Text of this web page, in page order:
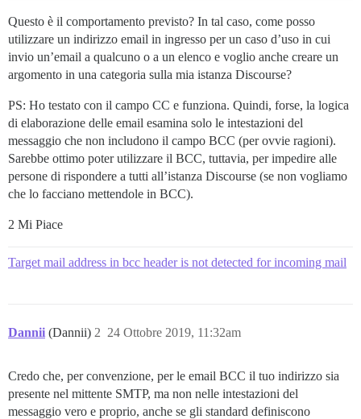
Questo è il comportamento previsto? In tal caso, come posso
utilizzare un indirizzo email in ingresso per un caso d’uso in cui
invio un’email a qualcuno o a un elenco e voglio anche creare un
argomento in una categoria sulla mia istanza Discourse?
PS: Ho testato con il campo CC e funziona. Quindi, forse, la logica
di elaborazione delle email esamina solo le intestazioni del
messaggio che non includono il campo BCC (per ovvie ragioni).
Sarebbe ottimo poter utilizzare il BCC, tuttavia, per impedire alle
persone di rispondere a tutti all’istanza Discourse (se non vogliamo
che lo facciano mettendole in BCC).
2 Mi Piace
Target mail address in bcc header is not detected for incoming mail
Dannii (Dannii) 24 Ottobre 2019, 11:32am
2
Credo che, per convenzione, per le email BCC il tuo indirizzo sia
presente nel mittente SMTP, ma non nelle intestazioni del
messaggio vero e proprio, anche se gli standard definiscono